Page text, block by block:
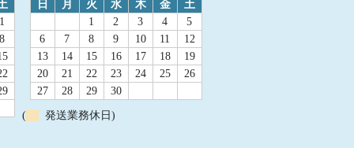
1
8
日
月 火 水 木 金
土
1
2 3 4
5
6
7 8 9 10 11
12
13
14 15 16 17 18
19
20
21 22 23 24 25
26
27
28 29 30
( 発送業務休日)